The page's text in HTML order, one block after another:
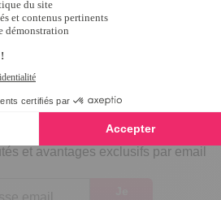
vous à notre
offerts
dans votre e-mail de confirmation
et avantages exclusifs par email